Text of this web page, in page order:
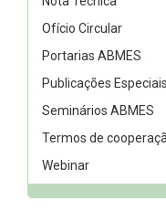
Ofício Circular
Portarias ABMES
Publicações Especiais
Seminários ABMES
Termos de
Webinar